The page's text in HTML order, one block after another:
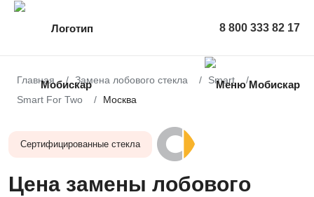
8 800 333 82 17
Главная Замена лобового стекла
Smart
Smart For Two
Москва
Сертифицированные стекла
Цена замены лобового